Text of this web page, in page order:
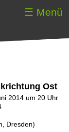
☰ Menü
Ost
2014 um 20 Uhr
Dresden)